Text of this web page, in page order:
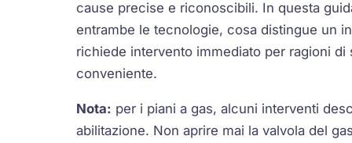
cause precise e riconoscibili. In questa
entrambe le tecnologie, cosa distingue un
richiede intervento immediato per ragioni
conveniente.
Nota: per i piani a gas, alcuni interventi
abilitazione. Non aprire mai la valvola del